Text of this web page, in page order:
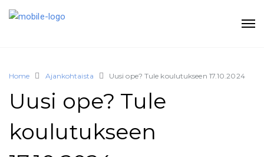
Home Ajankohtaista Uusi ope? Tule koulutukseen 17.10.2024
Uusi ope? Tule
koulutukseen